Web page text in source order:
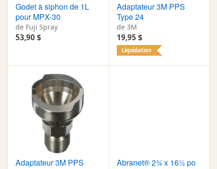
Godet à siphon de 1L
pour MPX-30
de Fuji Spray
53,90 $
Adaptateur 3M PPS
Type 24
de 3M
19,95 $
Liquidation
Adaptateur 3M PPS
Abranet® 2¾ x 16½ po